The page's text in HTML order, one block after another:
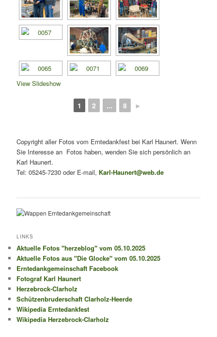
View Slideshow
1 2 ... 8 ►
Copyright aller Fotos vom Erntedankfest bei Karl Haunert. Wenn
Sie Interesse an Fotos haben, wenden Sie sich persönlich an
Karl Haunert.
Tel: 05245-7230 oder E-mail, Karl-Haunert@web.de
LINKS
Aktuelle Fotos "herzeblog" vom 05.10.2025
Aktuelle Fotos aus "Die Glocke" vom 05.10.2025
Erntedankgemeinschaft Facebook
Fotograf Karl Haunert
Herzebrock-Clarholz
Schützenbruderschaft Clarholz-Heerde
Wikipedia Erntedankfest
Wikipedia Herzebrock-Clarholz